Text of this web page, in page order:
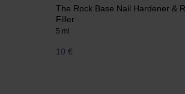
The Rock Base Nail Hardener &
Filler
5 ml
10 €